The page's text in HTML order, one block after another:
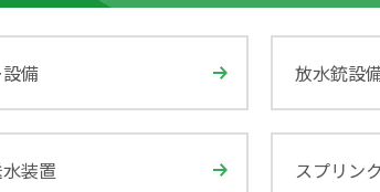
備 放水銃設
装置 スプリン